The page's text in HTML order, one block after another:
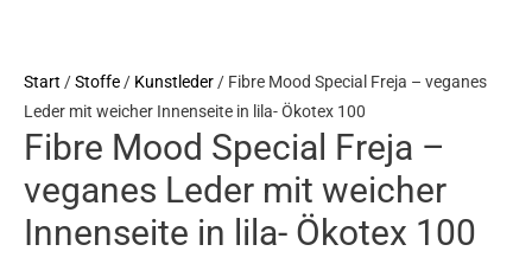
Start /Stoffe/ Kunstleder/ Fibre Mood Special Freja – veganes
Leder mit weicher Innenseite in lila- Ökotex 100
Fibre Mood Special Freja –
veganes Leder mit weicher
Innenseite in lila- Ökotex 100
Innenseite
in
lila-
100
Menge